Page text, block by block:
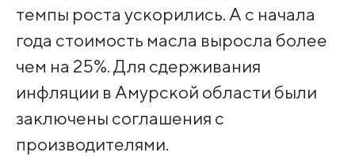
темпы роста ускорились. А с начала
года стоимость масла выросла более
чем на 25%. Для сдерживания
инфляции в Амурской области были
заключены соглашения с
производителями.